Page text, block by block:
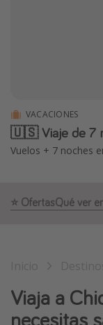
México
Tailandia
Viajes en tren
Viajar sola como
VACACIONES
🇺🇸 Viaje de 7
Vuelos + 7 noches
⭐️ OfertasQué ver
Viaja a
necesitas